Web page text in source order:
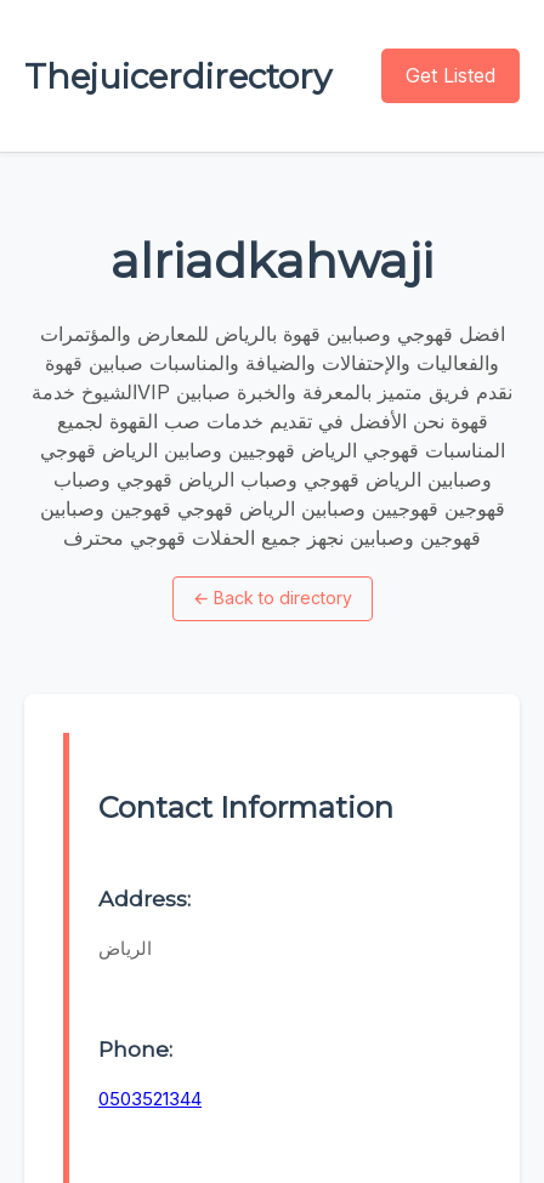
Thejuicerdirectory Get Listed
alriadkahwaji
افضل قهوجي وصبابين قهوة بالرياض للمعارض والمؤتمرات
والفعاليات والإحتفالات والضيافة والمناسبات صبابين قهوة
الشيوخ خدمةVIP نقدم فريق متميز بالمعرفة والخبرة صبابين
قهوة نحن الأفضل في تقديم خدمات صب القهوة لجميع
المناسبات قهوجي الرياض قهوجيين وصابين الرياض قهوجي
وصبابين الرياض قهوجي وصباب الرياض قهوجي وصباب
قهوجين قهوجيين وصبابين الرياض قهوجي قهوجين وصبابين
قهوجين وصبابين نجهز جميع الحفلات قهوجي محترف
← Back to directory
Contact Information
Address:
الرياض
Phone:
0503521344